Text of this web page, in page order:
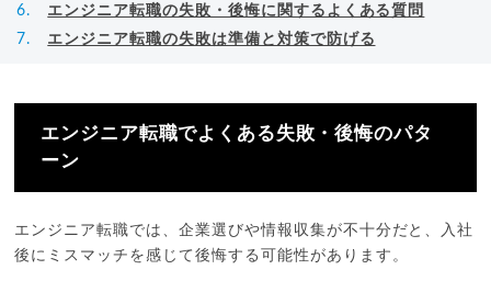
エンジニア転職の失敗・後悔に関するよくある質問
エンジニア転職の失敗は準備と対策で防げる
エンジニア転職でよくある失敗・後悔のパタ
ーン
エンジニア転職では、企業選びや情報収集が不十分だと、入社
後にミスマッチを感じて後悔する可能性があります。